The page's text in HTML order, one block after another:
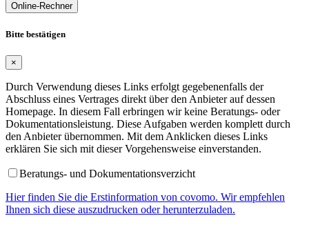
Online-Rechner
Bitte bestätigen
×
Durch Verwendung dieses Links erfolgt gegebenenfalls der
Abschluss eines Vertrages direkt über den Anbieter auf dessen
Homepage. In diesem Fall erbringen wir keine Beratungs- oder
Dokumentationsleistung. Diese Aufgaben werden komplett durch
den Anbieter übernommen. Mit dem Anklicken dieses Links
erklären Sie sich mit dieser Vorgehensweise einverstanden.
Beratungs- und Dokumentationsverzicht
Hier finden Sie die Erstinformation von covomo. Wir empfehlen
Ihnen sich diese auszudrucken oder herunterzuladen.